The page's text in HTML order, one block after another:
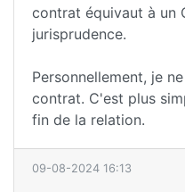
contrat équivaut à un
jurisprudence.
Personnellement, je
contrat. C'est plus
fin de la relation.
09-08-2024 16:13